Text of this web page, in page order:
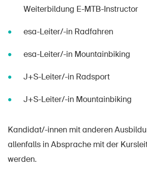
Weiterbildung E-MTB-Instructor
esa-Leiter/-in Radfahren
esa-Leiter/-in Mountainbiking
J+S-Leiter/-in Radsport
J+S-Leiter/-in Mountainbiking
Kandidat/-innen mit anderen
allenfalls in Absprache mit der
werden.